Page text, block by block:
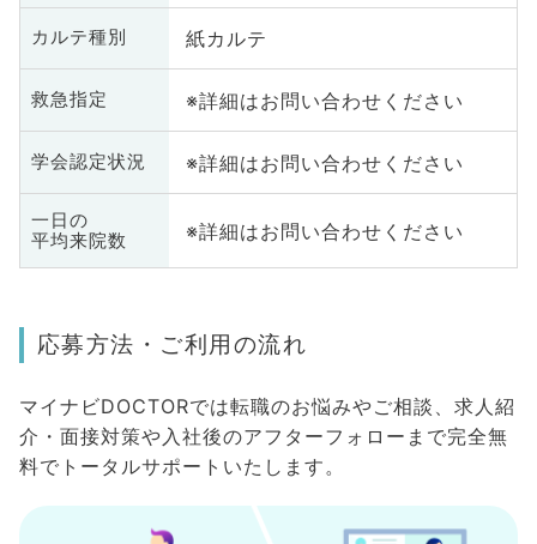
カルテ種別 紙カルテ
救急指定 ※詳細はお問い合わせください
学会認定状況 ※詳細はお問い合わせください
一日の
平均来院数
※詳細はお問い合わせください
応募方法・ご利用の流れ
マイナビDOCTORでは転職のお悩みやご相談、求人紹
介・面接対策や入社後のアフターフォローまで完全無
料でトータルサポートいたします。